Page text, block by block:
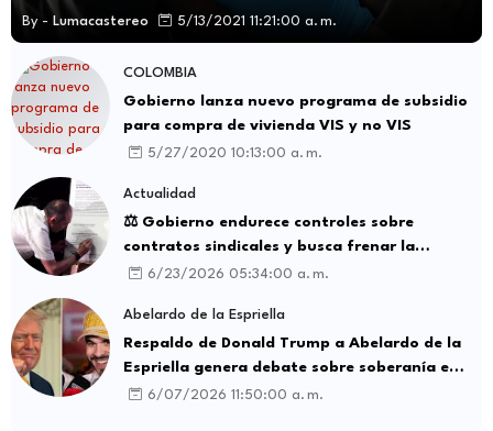
By - Lumacastereo 5/13/2021 11:21:00 a. m.
COLOMBIA
Gobierno lanza nuevo programa de subsidio
para compra de vivienda VIS y no VIS
5/27/2020 10:13:00 a. m.
Actualidad
⚖️ Gobierno endurece controles sobre
contratos sindicales y busca frenar la
intermediación laboral ilegal
6/23/2026 05:34:00 a. m.
Abelardo de la Espriella
Respaldo de Donald Trump a Abelardo de la
Espriella genera debate sobre soberanía e
influencia internacional
6/07/2026 11:50:00 a. m.